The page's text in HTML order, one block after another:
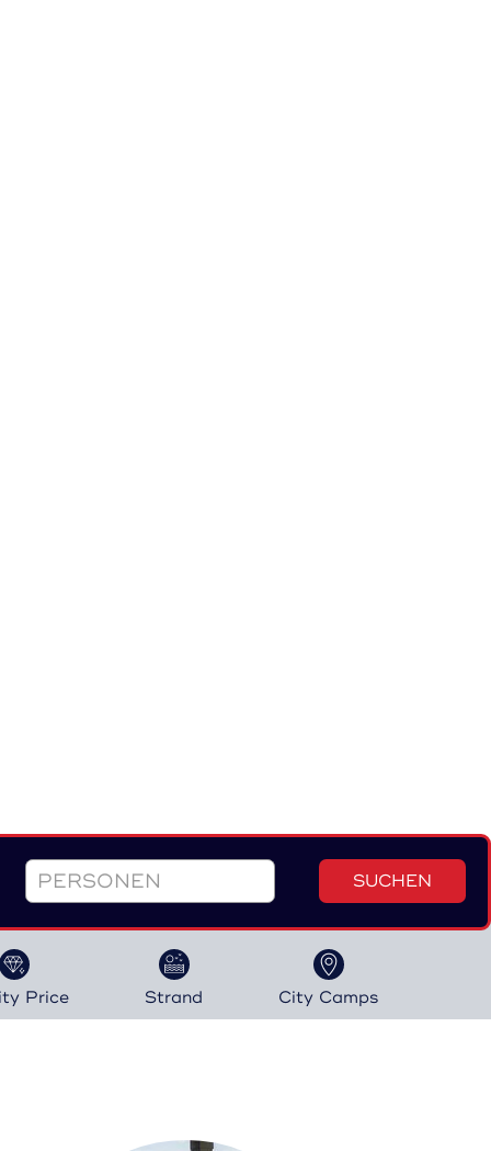
SUCHEN
Price Strand City Camps